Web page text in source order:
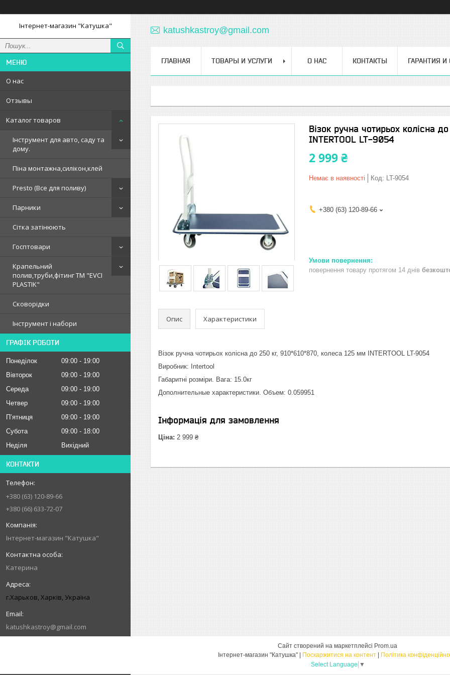
Інтернет-магазин "Катушка"
О нас
Отзывы
Каталог товаров
Інструмент для авто, саду та
дому.
Піна монтажна,силікон,клей
Presto (Все для поливу)
Парники
Сітка затінюють
Госптовари
Крапельний
полив,труби,фітинг ТМ "EVCI
PLASTIK"
Сковорідки
Інструмент і набори
ГРАФІК РОБОТИ
Понеділок 09:00
19:00
Вівторок
09:00
19:00
Середа
09:00
19:00
Четвер
09:00
19:00
Пʼятниця
09:00
19:00
Субота
09:00
18:00
Неділя
Вихідний
КОНТАКТИ
+380 (63) 120-89-66
+380 (66) 633-72-07
Інтернет-магазин "Катушка"
Катерина
г.Харьков, Харків, Україна
katushkastroy@gmail.com
katushkastroy@gmail.com
ГЛАВНАЯ ТОВАРЫ И УСЛУГИ О НАС КОНТАКТЫ ГАРАНТИЯ И
Візок ручна чотирьох колісна
INTERTOOL LT-9054
2 999 ₴
Немає в наявності Код: LT-9054
+380 (63) 120-89-66
повернення товару протягом 14 днів
Опис Характеристики
Візок ручна чотирьох колісна до 250 кг, 910*610*870, колеса 125 мм INTERTOOL LT-9054
Виробник: Intertool
Габаритні розміри. Вага: 15.0кг
Дополнительные характеристики. Объем: 0.059951
Інформація для замовлення
Ціна: 2 999 ₴
Сайт створений на маркетплейсі Prom.ua
Поскаржитися на контент
Політика
Select Language ▼